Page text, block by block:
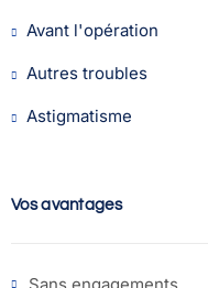
Avant l'opération
Autres troubles
Astigmatisme
Vos avantages